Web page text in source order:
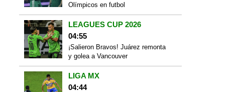
Olímpicos en futbol
LEAGUES CUP 2026
04:55
¡Salieron Bravos! Juárez remonta
y golea a Vancouver
LIGA MX
04:44